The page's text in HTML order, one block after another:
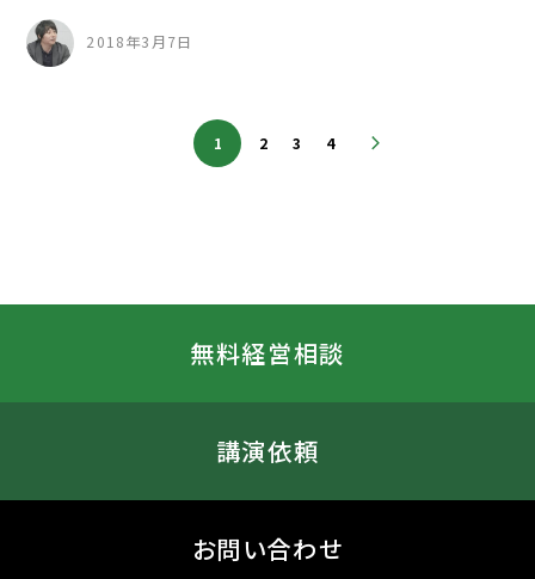
2018年3月7日
1 2 3 4
無料経営相談
講演依頼
お問い合わせ